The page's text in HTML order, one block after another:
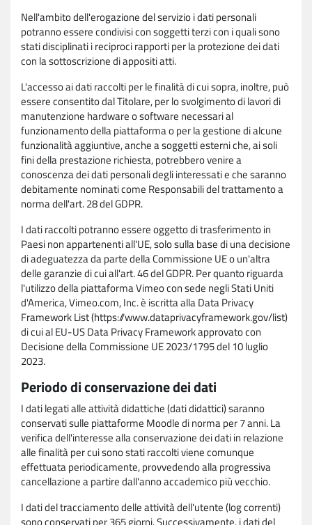
Nell'ambito dell'erogazione del servizio i dati personali
potranno essere condivisi con soggetti terzi con i quali sono
stati disciplinati i reciproci rapporti per la protezione dei dati
con la sottoscrizione di appositi atti.
L'accesso ai dati raccolti per le finalità di cui sopra, inoltre, può
essere consentito dal Titolare, per lo svolgimento di lavori di
manutenzione hardware o software necessari al
funzionamento della piattaforma o per la gestione di alcune
funzionalità aggiuntive, anche a soggetti esterni che, ai soli
fini della prestazione richiesta, potrebbero venire a
conoscenza dei dati personali degli interessati e che saranno
debitamente nominati come Responsabili del trattamento a
norma dell'art. 28 del GDPR.
I dati raccolti potranno essere oggetto di trasferimento in
Paesi non appartenenti all'UE, solo sulla base di una decisione
di adeguatezza da parte della Commissione UE o un'altra
delle garanzie di cui all'art. 46 del GDPR. Per quanto riguarda
l'utilizzo della piattaforma Vimeo con sede negli Stati Uniti
d'America, Vimeo.com, Inc. è iscritta alla Data Privacy
Framework List (https://www.dataprivacyframework.gov/list)
di cui al EU-US Data Privacy Framework approvato con
Decisione della Commissione UE 2023/1795 del 10 luglio
2023.
Periodo di conservazione dei dati
I dati legati alle attività didattiche (dati didattici) saranno
conservati sulle piattaforme Moodle di norma per 7 anni. La
verifica dell'interesse alla conservazione dei dati in relazione
alle finalità per cui sono stati raccolti viene comunque
effettuata periodicamente, provvedendo alla progressiva
cancellazione a partire dall'anno accademico più vecchio.
I dati del tracciamento delle attività dell'utente (log correnti)
sono conservati per 365 giorni. Successivamente, i dati del